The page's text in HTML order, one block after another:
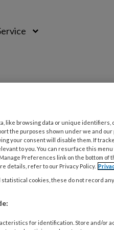
Druk Gedrag
kinderen met
like browsing data or unique identifiers,
the purposes shown under we and
your consent will disable them. If
to you. You can resurface this
Preferences link on the bottom of
details, refer to our Privacy Policy.
cookies, these do not record
for identification. Store and/or